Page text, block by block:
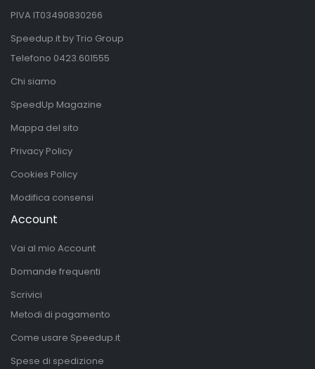
PIVA IT03490830266
Speedup.it by Trio Group
Telefono 0423.601555
Chi siamo
SpeedUp Magazine
Mappa del sito
Privacy Policy
Cookies Policy
Modifica consensi
Account
Vai al mio Account
Domande frequenti
Scrivici
Metodi di pagamento
Come usare Speedup.it
Spese di spedizione